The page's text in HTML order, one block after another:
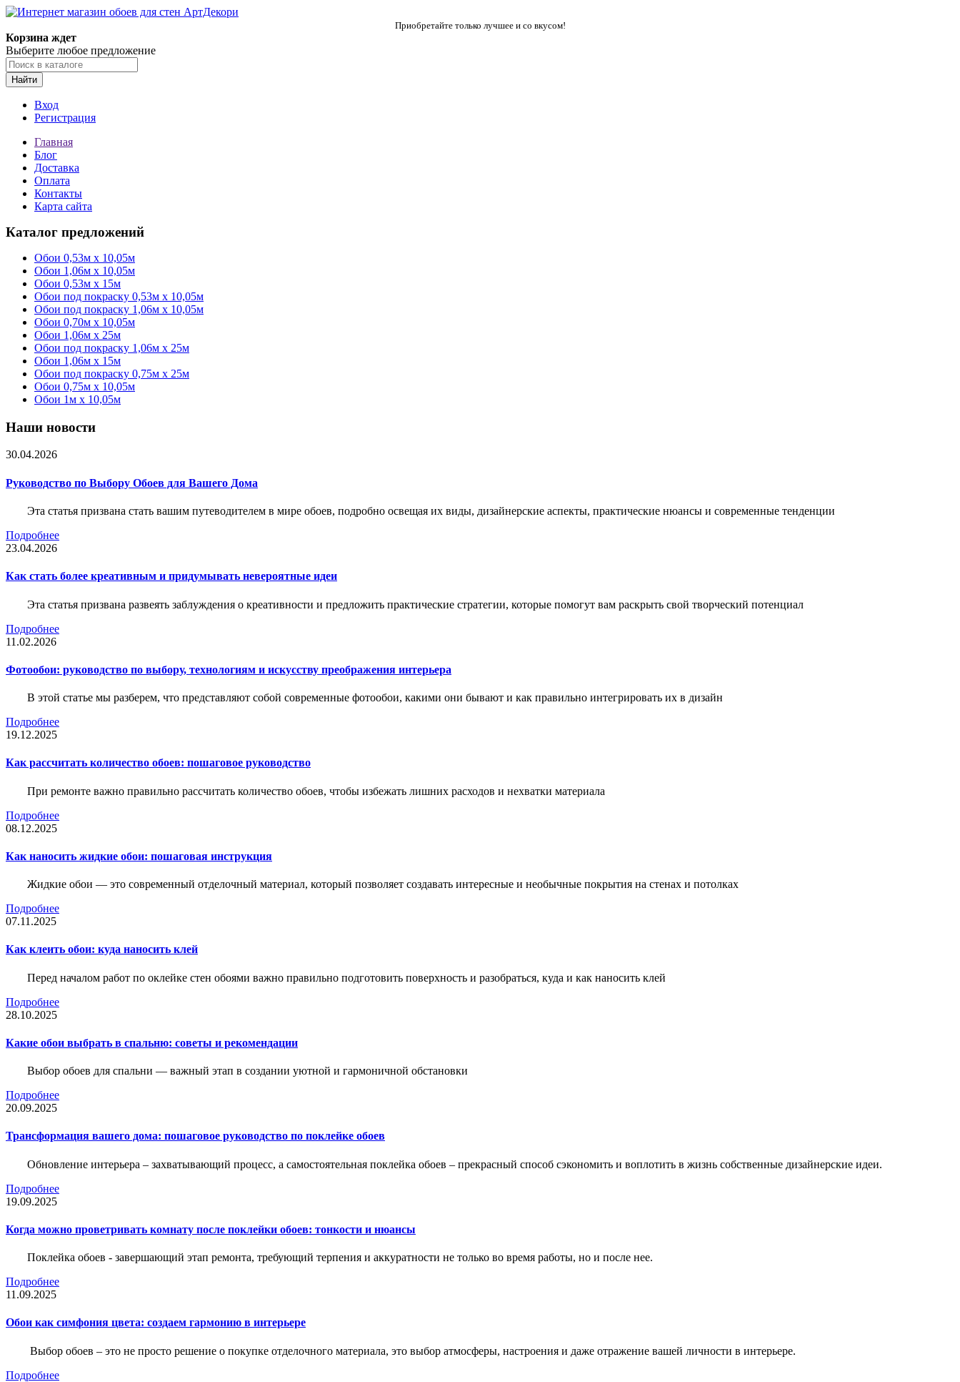
Приобретайте только лучшее и со вкусом!
Корзина ждет
Выберите любое предложение
Найти
Вход
Регистрация
Главная
Блог
Доставка
Оплата
Контакты
Карта сайта
Каталог предложений
Обои 0,53м x 10,05м
Обои 1,06м х 10,05м
Обои 0,53м x 15м
Обои под покраску 0,53м x 10,05м
Обои под покраску 1,06м х 10,05м
Обои 0,70м x 10,05м
Обои 1,06м x 25м
Обои под покраску 1,06м x 25м
Обои 1,06м x 15м
Обои под покраску 0,75м x 25м
Обои 0,75м x 10,05м
Обои 1м х 10,05м
Наши новости
30.04.2026
Руководство по Выбору Обоев для Вашего Дома
Эта статья призвана стать вашим путеводителем в мире обоев, подробно освещая их виды, дизайнерские аспекты, практические нюансы и современные тенденции
Подробнее
23.04.2026
Как стать более креативным и придумывать невероятные идеи
Эта статья призвана развеять заблуждения о креативности и предложить практические стратегии, которые помогут вам раскрыть свой творческий потенциал
Подробнее
11.02.2026
Фотообои: руководство по выбору, технологиям и искусству преображения интерьера
В этой статье мы разберем, что представляют собой современные фотообои, какими они бывают и как правильно интегрировать их в дизайн
Подробнее
19.12.2025
Как рассчитать количество обоев: пошаговое руководство
При ремонте важно правильно рассчитать количество обоев, чтобы избежать лишних расходов и нехватки материала
Подробнее
08.12.2025
Как наносить жидкие обои: пошаговая инструкция
Жидкие обои — это современный отделочный материал, который позволяет создавать интересные и необычные покрытия на стенах и потолках
Подробнее
07.11.2025
Как клеить обои: куда наносить клей
Перед началом работ по оклейке стен обоями важно правильно подготовить поверхность и разобраться, куда и как наносить клей
Подробнее
28.10.2025
Какие обои выбрать в спальню: советы и рекомендации
Выбор обоев для спальни — важный этап в создании уютной и гармоничной обстановки
Подробнее
20.09.2025
Трансформация вашего дома: пошаговое руководство по поклейке обоев
Обновление интерьера – захватывающий процесс, а самостоятельная поклейка обоев – прекрасный способ сэкономить и воплотить в жизнь собственные дизайнерские идеи.
Подробнее
19.09.2025
Когда можно проветривать комнату после поклейки обоев: тонкости и нюансы
Поклейка обоев - завершающий этап ремонта, требующий терпения и аккуратности не только во время работы, но и после нее.
Подробнее
11.09.2025
Обои как симфония цвета: создаем гармонию в интерьере
Выбор обоев – это не просто решение о покупке отделочного материала, это выбор атмосферы, настроения и даже отражение вашей личности в интерьере.
Подробнее